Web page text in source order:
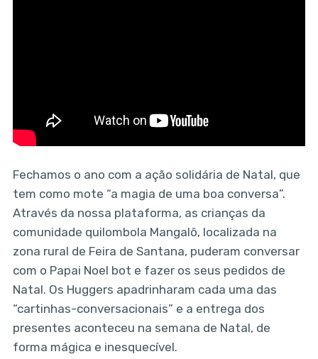
Fechamos o ano com a ação solidária de Natal, que
tem como mote “a magia de uma boa conversa”.
Através da nossa plataforma, as crianças da
comunidade quilombola Mangalô, localizada na
zona rural de Feira de Santana, puderam conversar
com o Papai Noel bot e fazer os seus pedidos de
Natal. Os Huggers apadrinharam cada uma das
“cartinhas-conversacionais” e a entrega dos
presentes aconteceu na semana de Natal, de
forma mágica e inesquecível.